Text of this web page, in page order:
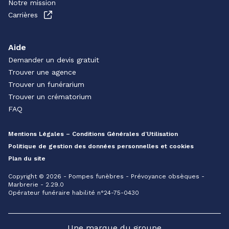
Notre mission
Carrières
Aide
Demander un devis gratuit
Trouver une agence
Trouver un funérarium
Trouver un crématorium
FAQ
Mentions Légales – Conditions Générales d’Utilisation
Politique de gestion des données personnelles et cookies
Plan du site
Copyright © 2026 - Pompes funèbres - Prévoyance obsèques -
Marbrerie - 2.29.0
Opérateur funéraire habilité n°24-75-0430